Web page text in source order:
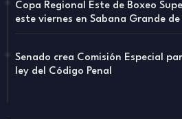
Copa Regional Este de Boxeo
este viernes en Sabana Grande de
Senado crea Comisión Especial
ley del Código Penal